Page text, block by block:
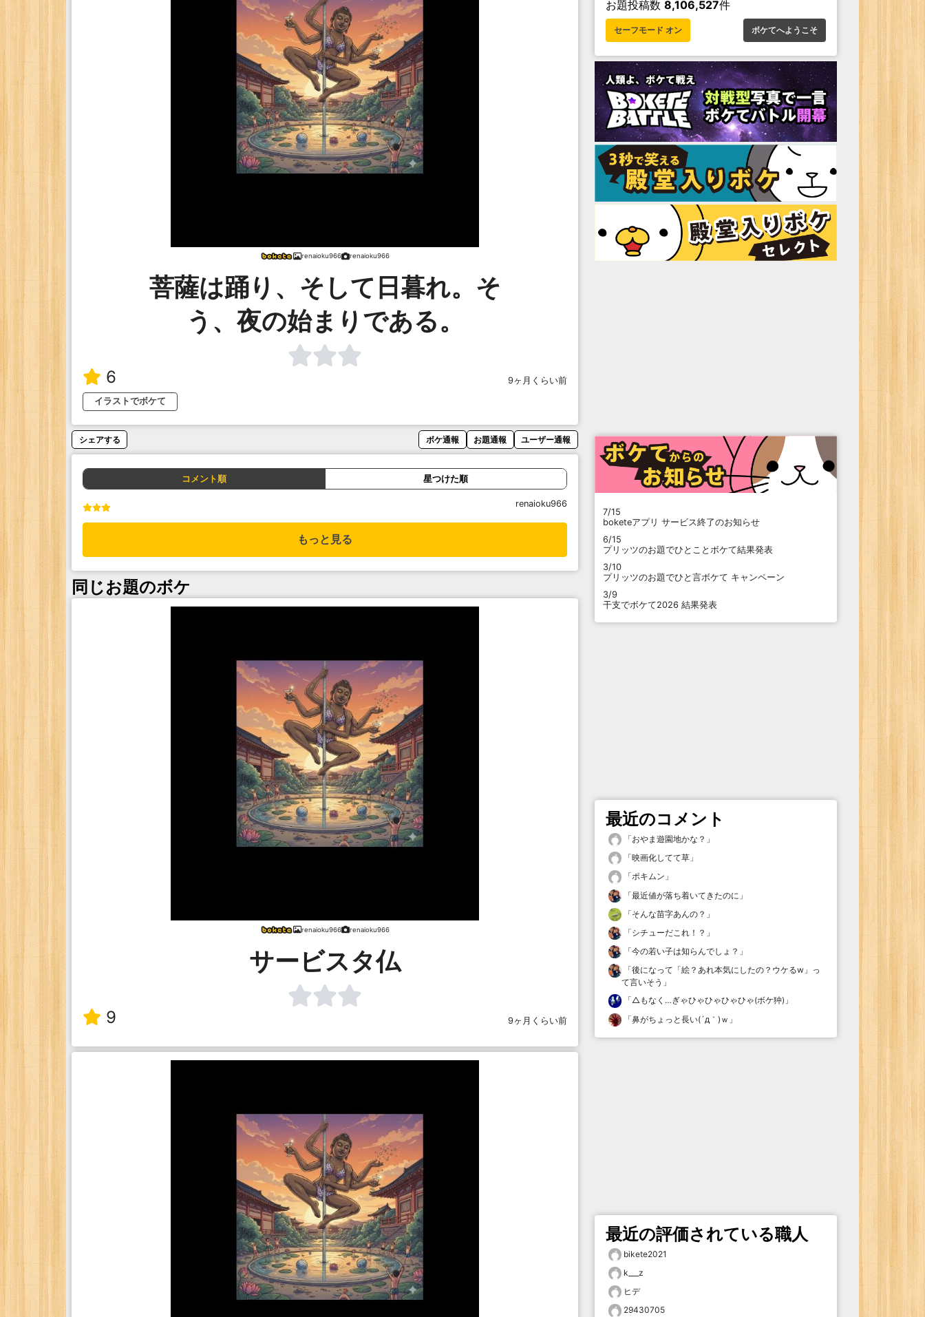
renaioku966 renaioku966
菩薩は踊り、そして日暮れ。そ
う、夜の始まりである。
6
9ヶ月くらい前
イラストでボケて
シェアする ボケ通報 お題通報 ユーザー通報
コメント順 星つけた順
renaioku966
もっと見る
同じお題のボケ
renaioku966 renaioku966
サービスタ仏
9 9ヶ月くらい前
お題投稿数 8,106,527件
セーフモード オン ボケてへようこそ
7/15
boketeアプリ サービス終了のお知らせ
6/15
プリッツのお題でひとことボケて結果発表
3/10
プリッツのお題でひと言ボケて キャンペーン
3/9
干支でボケて2026 結果発表
最近のコメント
「おやま遊園地かな？ 」
「映画化してて草 」
「ポキムン 」
「最近値が落ち着いてきたのに 」
「そんな苗字あんの？ 」
「シチューだこれ！？ 」
「今の若い子は知らんでしょ？ 」
「後になって「絵？あれ本気にしたの？ウケるw」っ
て言いそう 」
「△もなく…ぎゃひゃひゃひゃひゃ(ボケ狆) 」
「鼻がちょっと長い(´д｀)ｗ 」
最近の評価されている職人
bikete2021
k___z
ヒデ
29430705